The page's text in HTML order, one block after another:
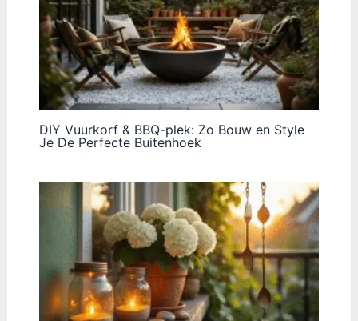
DIY Vuurkorf & BBQ-plek: Zo Bouw en Style
Je De Perfecte Buitenhoek